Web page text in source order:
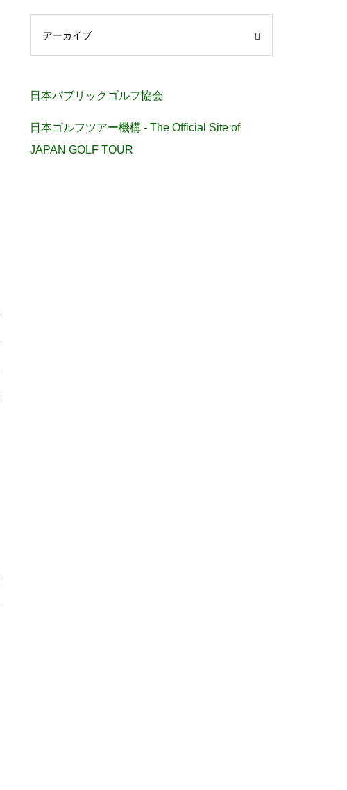
アーカイブ
日本パブリックゴルフ協会
日本ゴルフツアー機構 - The Official Site of
JAPAN GOLF TOUR